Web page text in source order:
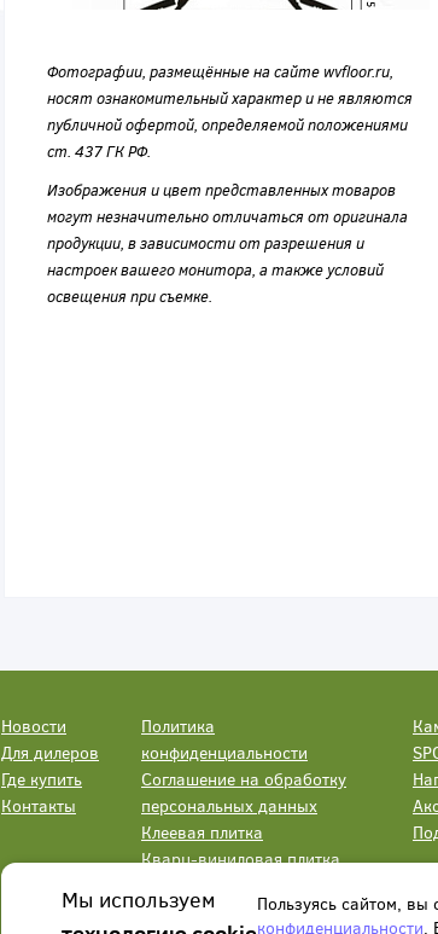
Фотографии, размещённые на сайте wvfloor.ru,
носят ознакомительный характер и не являются
публичной офертой, определяемой положениями
ст. 437 ГК РФ.
Изображения и цвет представленных товаров
могут незначительно отличаться от оригинала
продукции, в зависимости от разрешения и
настроек вашего монитора, а также условий
освещения при съемке.
Новости
Для дилеров
Где купить
Контакты
Политика
конфиденциальности
Соглашение на обработку
персональных данных
Клеевая плитка
Кварц-виниловая плитка
Мы используем
Пользуясь сайтом, вы
конфиденциальности.